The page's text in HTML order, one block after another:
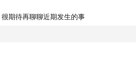
期待再聊聊近期发生的事